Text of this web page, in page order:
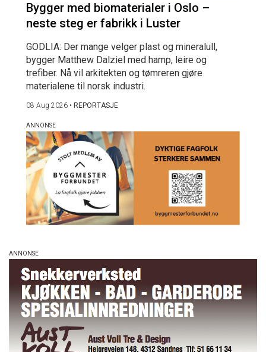
Bygger med biomaterialer i Oslo –
neste steg er fabrikk i Luster
GODLIA: Der mange velger plast og mineralull,
bygger Matthew Dalziel med hamp, leire og
trefiber. Nå vil arkitekten og tømreren gjøre
materialene til norsk industri.
08 Aug 2026 • REPORTASJE